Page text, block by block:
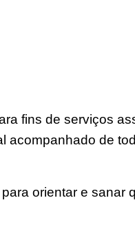
fins de serviços
de
orientar e